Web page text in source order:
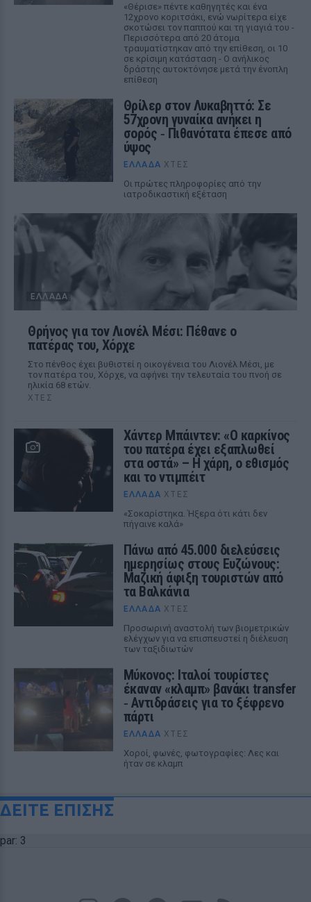
«Θέρισε» πέντε καθηγητές και ένα
12χρονο κοριτσάκι, ενώ νωρίτερα είχε
σκοτώσει τον παππού και τη γιαγιά του -
Περισσότερα από 20 άτομα
τραυματίστηκαν από την επίθεση, οι 10
σε κρίσιμη κατάσταση - Ο ανήλικος
δράστης αυτοκτόνησε μετά την ένοπλη
επίθεση
Θρίλερ στον Λυκαβηττό: Σε
57χρονη γυναίκα ανήκει η
σορός ‑ Πιθανότατα έπεσε από
ύψος
ΕΛΛΆΔΑ ΧΤΕΣ
Οι πρώτες πληροφορίες από την
ιατροδικαστική εξέταση
ΕΛΛΆΔΑ
Θρήνος για τον Λιονέλ Μέσι: Πέθανε ο
πατέρας του, Χόρχε
Στο πένθος έχει βυθιστεί η οικογένεια του Λιονέλ Μέσι, με
τον πατέρα του, Χόρχε, να αφήνει την τελευταία του πνοή σε
ηλικία 68 ετών.
ΧΤΕΣ
Χάντερ Μπάιντεν: «Ο καρκίνος
του πατέρα έχει εξαπλωθεί
στα οστά» – Η χάρη, ο εθισμός
και το ντιμπέιτ
ΕΛΛΆΔΑ ΧΤΕΣ
«Σοκαρίστηκα. Ήξερα ότι κάτι δεν
πήγαινε καλά»
Πάνω από 45.000 διελεύσεις
ημερησίως στους Ευζώνους:
Μαζική άφιξη τουριστών από
τα Βαλκάνια
ΕΛΛΆΔΑ ΧΤΕΣ
Προσωρινή αναστολή των βιομετρικών
ελέγχων για να επισπευστεί η διέλευση
των ταξιδιωτών
Μύκονος: Ιταλοί τουρίστες
έκαναν «κλαμπ» βανάκι transfer
‑ Αντιδράσεις για το ξέφρενο
πάρτι
ΕΛΛΆΔΑ ΧΤΕΣ
Χοροί, φωνές, φωτογραφίες: Λες και
ήταν σε κλαμπ
ΔΕΙΤΕ ΕΠΙΣΗΣ
par: 3